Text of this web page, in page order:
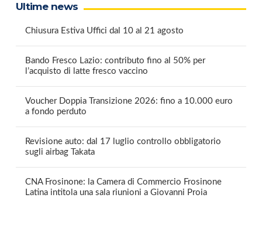
Ultime news
Chiusura Estiva Uffici dal 10 al 21 agosto
Bando Fresco Lazio: contributo fino al 50% per
l’acquisto di latte fresco vaccino
Voucher Doppia Transizione 2026: fino a 10.000 euro
a fondo perduto
Revisione auto: dal 17 luglio controllo obbligatorio
sugli airbag Takata
CNA Frosinone: la Camera di Commercio Frosinone
Latina intitola una sala riunioni a Giovanni Proia